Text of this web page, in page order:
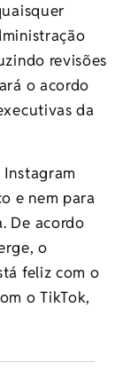
revisões
o acordo
da
Instagram
e nem para
De acordo
o
feliz com o
o TikTok,